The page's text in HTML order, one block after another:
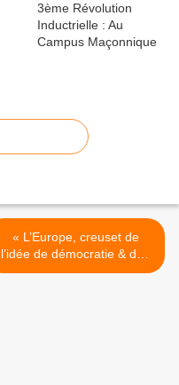
« L’Europe, creuset de
l’idée de démocratie & des
droits fondamentaux de